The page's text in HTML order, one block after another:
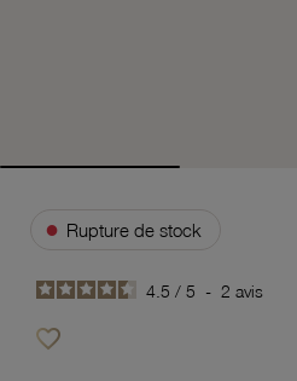
● Rupture de stock
4.5 / 5 - 2 avis
favorite_border